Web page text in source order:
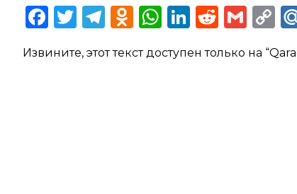
Facebook
Twitter
Telegram
Odnoklassniki
WhatsApp
LinkedIn
Reddit
Извините, этот текст доступен только на “